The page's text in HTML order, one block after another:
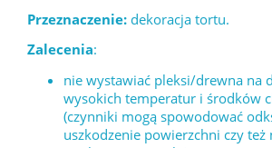
Przeznaczenie: dekoracja tortu.
Zalecenia:
nie wystawiać pleksi/drewna na
wysokich temperatur i środków
(czynniki mogą spowodować
uszkodzenie powierzchni czy też